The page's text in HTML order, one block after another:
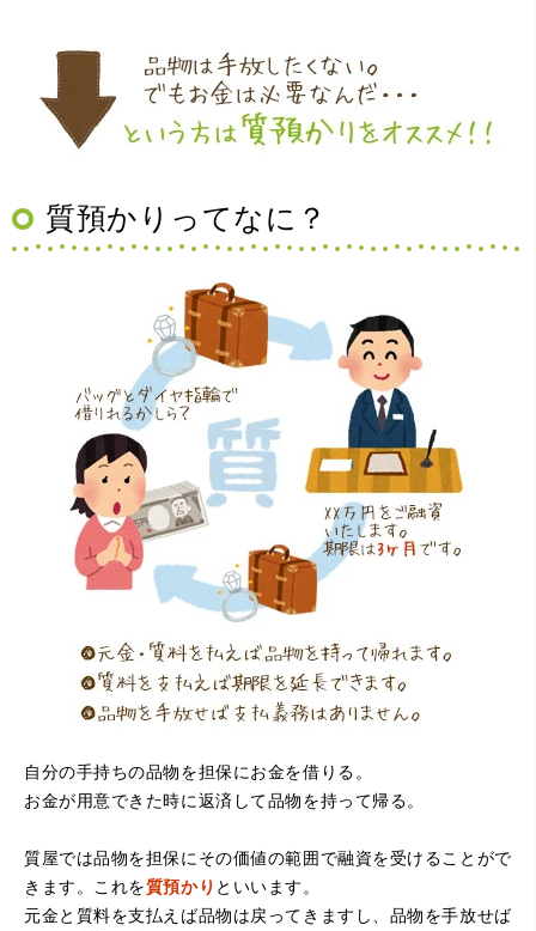
（大阪府豊中市）買取査定の流れがとても丁寧でお話がし
やすくとても良い時間になりました!!満足出来る買取です。
（大阪府寝屋川市）質屋さんは初めてて不安でしたが、他
店買い取りより高く思っていた以上の金額で大満足です。
説明もわかりやすく、優しい話し方の対応でとても良かっ
たです。
（大阪府堺市）電話対応の時からとても感じが良くて来店
してもとても優しく、来て良かったです。これからこちら
でお世話になろうと思いました。ありがとうございまし
た。
質預かりってなに？
自分の手持ちの品物を担保にお金を借りる。
お金が用意できた時に返済して品物を持って帰る。
質屋では品物を担保にその価値の範囲で融資を受けることがで
きます。これを質預かり といいます。
元金と質料を支払えば品物は戻ってきますし、品物を手放せば